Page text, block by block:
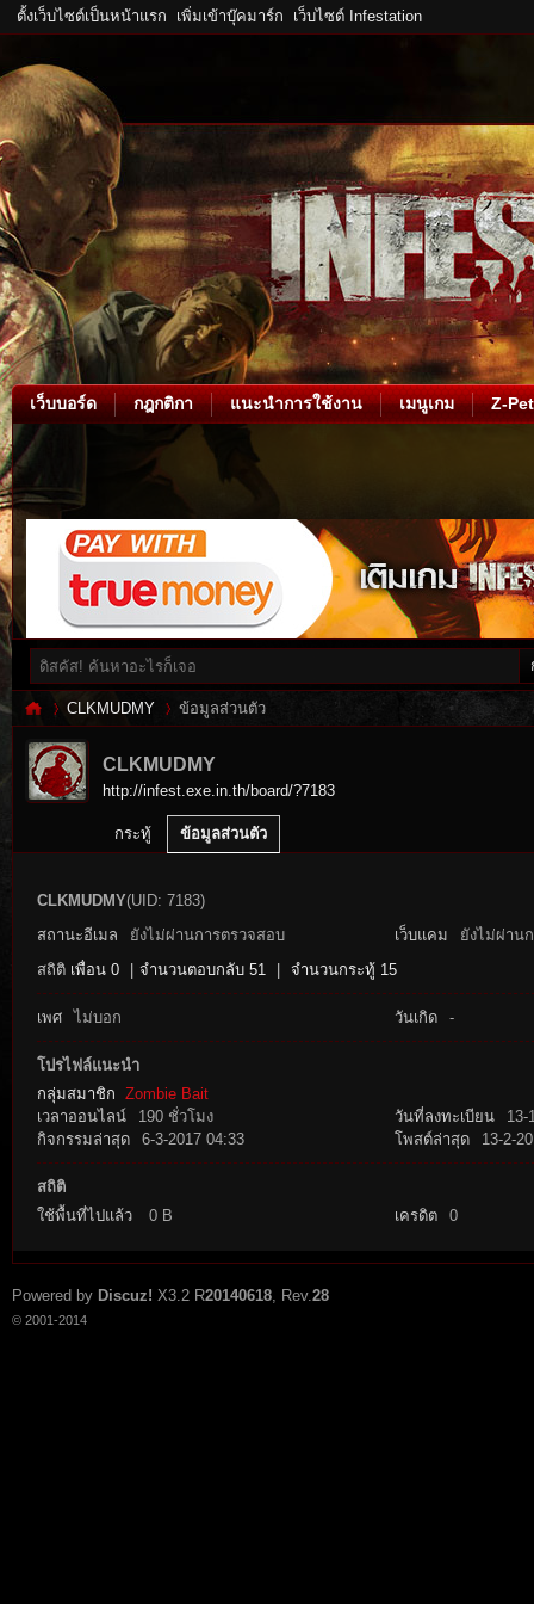
ตั้งเว็บไซต์เป็นหน้าแรก เพิ่มเข้าบุ๊คมาร์ก เว็บไซต์ Infestation
เว็บบอร์ด กฎกติกา แนะนำการใช้งาน เมนูเกม Z-Pet
CLKMUDMY ข้อมูลส่วนตัว
CLKMUDMY
http://infest.exe.in.th/board/?7183
กระทู้ ข้อมูลส่วนตัว
CLKMUDMY(UID: 7183)
สถานะอีเมล
ยังไม่ผ่านการตรวจสอบ เว็บแคม
ยังไม่ผ่าน
สถิติ เพื่อน 0 จำนวนตอบกลับ 51 จำนวนกระทู้ 15
เพศ ไม่บอก วันเกิด -
โปรไฟล์แนะนำ
กลุ่มสมาชิก Zombie Bait
เวลาออนไลน์
190 ชั่วโมง วันที่ลงทะเบียน
13-
กิจกรรมล่าสุด
6-3-2017 04:33 โพสต์ล่าสุด 13-2-
สถิติ
ใช้พื้นที่ไปแล้ว
0 B เครดิต 0
Powered by Discuz! X3.2 R20140618, Rev.28
© 2001-2014